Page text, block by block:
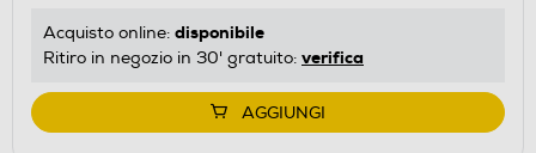
energetico
Youreko.
Acquisto online: disponibile
Ritiro in negozio in 30' gratuito: verifica
AGGIUNGI